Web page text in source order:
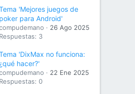
'Mejores juegos de
poker para Android'
26 Ago 2025
Respuestas: 3
'DixMax no funciona:
¿qué hacer?'
22 Ene 2025
Respuestas: 0